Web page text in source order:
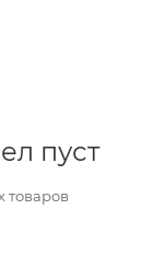
пуст
товаров